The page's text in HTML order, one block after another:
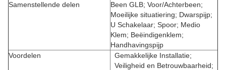
Samenstellende delen
Been GLB; Voor/Achterbeen;
Moeilijke situatiering; Dwarspijp;
U Schakelaar; Spoor; Medio
Klem; Beëindigenklem;
Handhavingspijp
Voordelen
Gemakkelijke Installatie;
Veiligheid en Betrouwbaarheid;